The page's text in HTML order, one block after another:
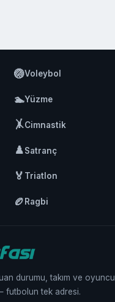
🏐Voleybol
🏊Yüzme
🤸Cimnastik
♟️Satranç
🏅 Triatlon
🏉 Ragbi
durumu, takım ve oyuncu
futbolun tek adresi.